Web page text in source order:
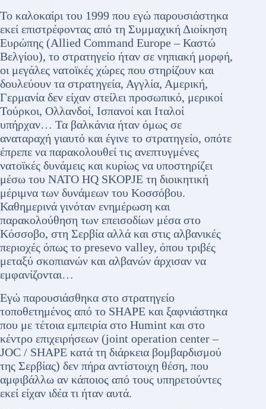
Το καλοκαίρι του 1999 που εγώ παρουσιάστηκα
εκεί επιστρέφοντας από τη Συμμαχική Διοίκηση
Ευρώπης (Allied Command Europe – Καστώ
Βελγίου), το στρατηγείο ήταν σε νηπιακή μορφή,
οι μεγάλες νατοϊκές χώρες που στηρίζουν και
δουλεύουν τα στρατηγεία, Αγγλία, Αμερική,
Γερμανία δεν είχαν στείλει προσωπικό, μερικοί
Τούρκοι, Ολλανδοί, Ισπανοί και Ιταλοί
υπήρχαν… Τα βαλκάνια ήταν όμως σε
αναταραχή γιαυτό και έγινε το στρατηγείο, οπότε
έπρεπε να παρακολουθεί τις ανεπτυγμένες
νατοϊκές δυνάμεις και κυρίως να υποστηρίζει
μέσω του NATO HQ SKOPJE τη διοικητική
μέριμνα των δυνάμεων του Κοσσόβου.
Καθημερινά γινόταν ενημέρωση και
παρακολούθηση των επεισοδίων μέσα στο
Κόσσοβο, στη Σερβία αλλά και στις αλβανικές
περιοχές όπως το presevo valley, όπου τριβές
μεταξύ σκοπιανών και αλβανών άρχισαν να
εμφανίζονται…
Εγώ παρουσιάσθηκα στο στρατηγείο
τοποθετημένος από το SHAPE και ξαφνιάστηκα
που με τέτοια εμπειρία στο Humint και στο
κέντρο επιχειρήσεων (joint operation center –
JOC / SHAPE κατά τη διάρκεια βομβαρδισμού
της Σερβίας) δεν πήρα αντίστοιχη θέση, που
αμφιβάλλω αν κάποιος από τους υπηρετούντες
εκεί είχαν ιδέα τι ήταν αυτά.